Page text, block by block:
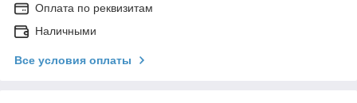
Оплата по реквизитам
Наличными
Все условия оплаты